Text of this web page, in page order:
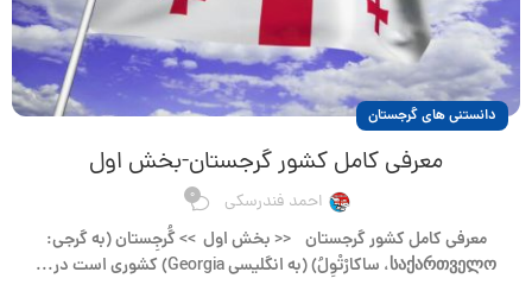
دانستنی های گرجستان
معرفی کامل کشور گرجستان-بخش اول
احمد فندرسکی 0
معرفی کامل کشور گرجستان << بخش اول >> گُرجِستان (به گرجی:
საქართველო، ساکارْتْوِلُ) (به انگلیسی Georgia) کشوری است در...